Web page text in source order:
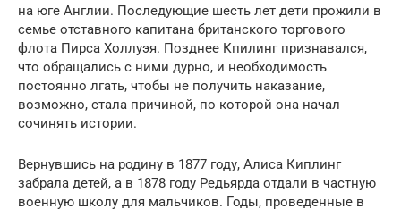
на юге Англии. Последующие шесть лет дети прожили в
семье отставного капитана британского торгового
флота Пирса Холлуэя. Позднее Кпилинг признавался,
что обращались с ними дурно, и необходимость
постоянно лгать, чтобы не получить наказание,
возможно, стала причиной, по которой она начал
сочинять истории.
Вернувшись на родину в 1877 году, Алиса Киплинг
забрала детей, а в 1878 году Редьярда отдали в частную
военную школу для мальчиков. Годы, проведенные в